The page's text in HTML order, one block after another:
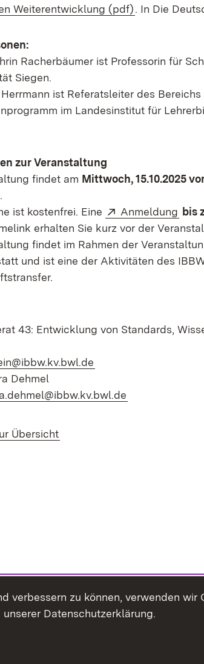
Weiterentwicklung (pdf) (Öffnet in
. In Die
Racherbäumer ist Professorin für
Siegen.
ist Referatsleiter des
im Landesinstitut für
zur Veranstaltung
findet am Mittwoch, 15.10.2025
ist kostenfrei. Eine
Extern:
Anmeldung bis
erhalten Sie kurz vor der
findet im Rahmen der
und ist eine der Aktivitäten des
43: Entwicklung von Standards,
Dehmel
Übersicht
verbessern zu können, verwenden wir
Datenschutzerklärung.